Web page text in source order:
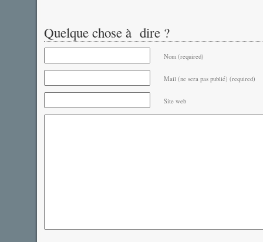
Quelque chose à dire ?
Nom (required)
Mail (ne sera pas publié) (required)
Site web